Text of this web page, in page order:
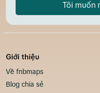
Tôi muốn
Giới thiệu
Về fnbmaps
Blog chia sẻ